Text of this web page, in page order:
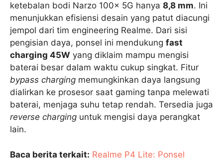
ketebalan bodi Narzo 100x 5G hanya 8,8 mm. Ini
menunjukkan efisiensi desain yang patut diacungi
jempol dari tim engineering Realme. Dari sisi
pengisian daya, ponsel ini mendukung fast
charging 45W yang diklaim mampu mengisi
baterai besar dalam waktu cukup singkat. Fitur
bypass charging memungkinkan daya langsung
dialirkan ke prosesor saat gaming tanpa melewati
baterai, menjaga suhu tetap rendah. Tersedia juga
reverse charging untuk mengisi daya perangkat
lain.
Baca berita terkait: Realme P4 Lite: Ponsel